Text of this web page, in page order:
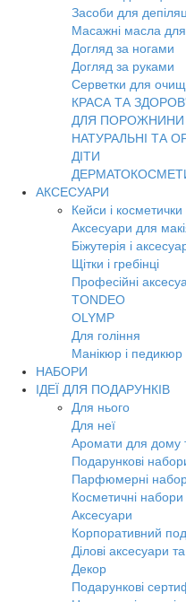
Засоби для
Масажні масла для
Догляд за ногами
Догляд за руками
Серветки для
КРАСА ТА
ДЛЯ ПОРОЖНИНИ
НАТУРАЛЬНІ ТА
ДІТИ
АКСЕСУАРИ
Кейси і косметички
Аксесуари для
Біжутерія і
Щітки і гребінці
Професійні
TONDEO
OLYMP
Для гоління
Манікюр і педикюр
НАБОРИ
ІДЕЇ ДЛЯ ПОДАРУНКІВ
Для нього
Для неї
Аромати для дому
Подарункові
Парфюмерні
Косметичні набори
Аксесуари
Корпоративний
Ділові аксесуари
Декор
Подарункові